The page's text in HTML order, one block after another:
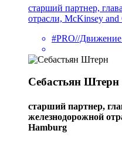
старший партнер,
отрасли, McKinsey
#PRO//
Себастьян Штерн
старший партнер,
железнодорожной
Hamburg